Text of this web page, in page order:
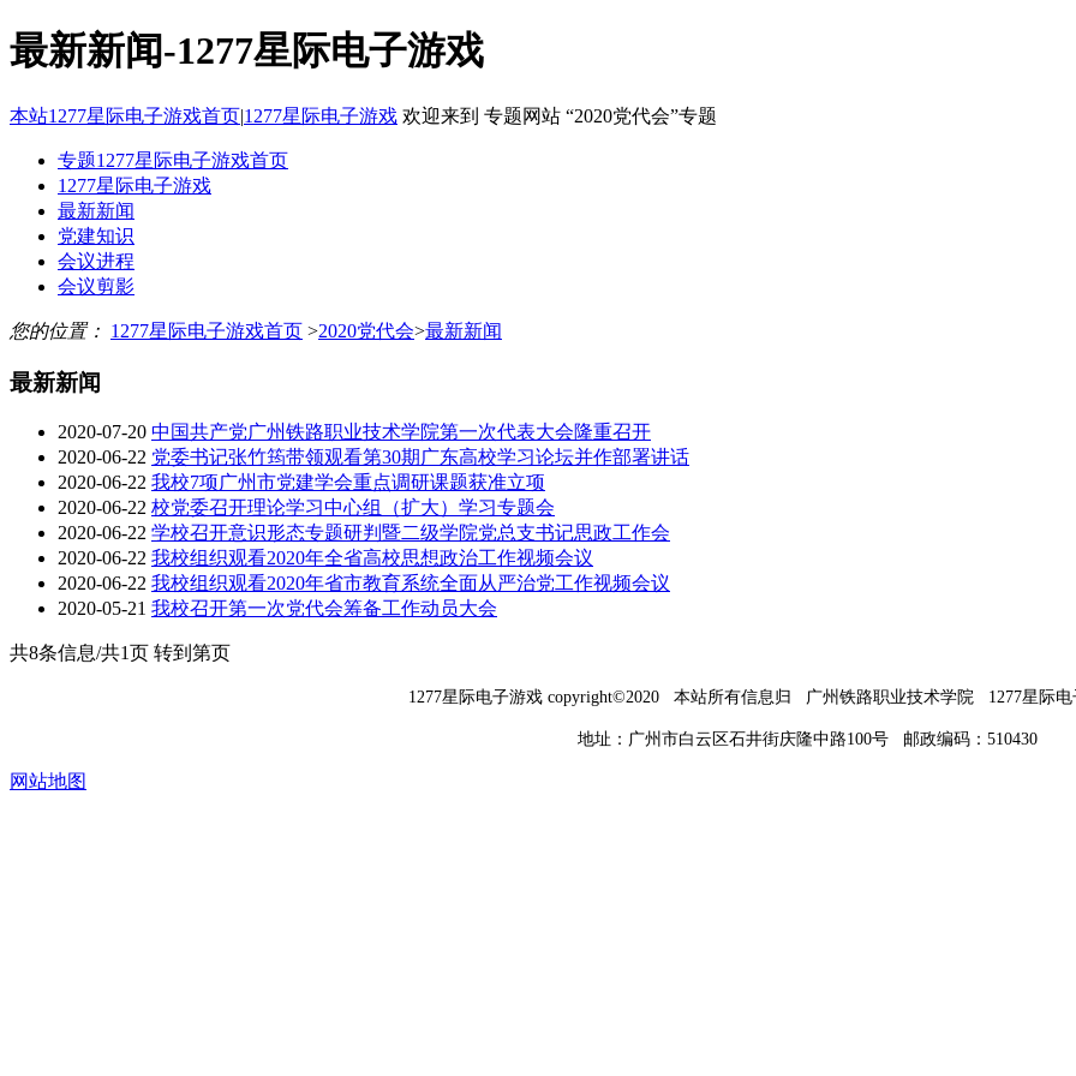
最新新闻-1277星际电子游戏
本站1277星际电子游戏首页|1277星际电子游戏 欢迎来到 专题网站 “2020党代会”专题
专题1277星际电子游戏首页
1277星际电子游戏
最新新闻
党建知识
会议进程
会议剪影
您的位置： 1277星际电子游戏首页 >2020党代会>最新新闻
最新新闻
2020-07-20 中国共产党广州铁路职业技术学院第一次代表大会隆重召开
2020-06-22 党委书记张竹筠带领观看第30期广东高校学习论坛并作部署讲话
2020-06-22 我校7项广州市党建学会重点调研课题获准立项
2020-06-22 校党委召开理论学习中心组（扩大）学习专题会
2020-06-22 学校召开意识形态专题研判暨二级学院党总支书记思政工作会
2020-06-22 我校组织观看2020年全省高校思想政治工作视频会议
2020-06-22 我校组织观看2020年省市教育系统全面从严治党工作视频会议
2020-05-21 我校召开第一次党代会筹备工作动员大会
共8条信息/共1页 转到第页
1277星际电子游戏 copyright©2020 本站所有信息归 广州铁路职业技术学院 1277星际电
地址：广州市白云区石井街庆隆中路100号 邮政编码：510430
网站地图